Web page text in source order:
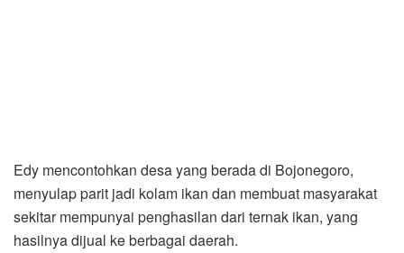
Edy mencontohkan desa yang berada di Bojonegoro,
menyulap parit jadi kolam ikan dan membuat masyarakat
sekitar mempunyai penghasilan dari ternak ikan, yang
hasilnya dijual ke berbagai daerah.